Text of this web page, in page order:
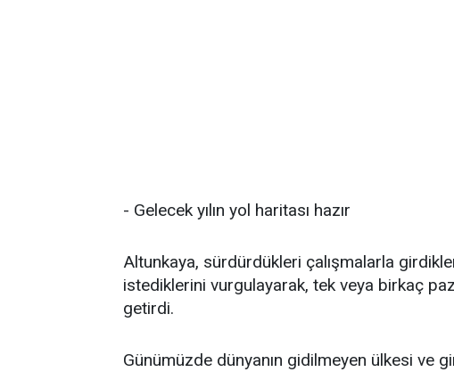
- Gelecek yılın yol haritası hazır
Altunkaya, sürdürdükleri çalışmalarla
istediklerini vurgulayarak, tek veya birkaç
getirdi.
Günümüzde dünyanın gidilmeyen ülkesi ve